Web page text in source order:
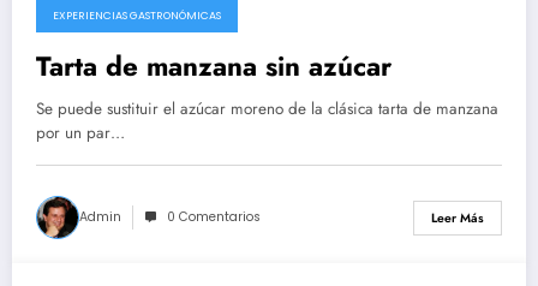
EXPERIENCIAS GASTRONÓMICAS
Tarta de manzana sin azúcar
Se puede sustituir el azúcar moreno de la clásica tarta de manzana
por un par…
Admin 0 Comentarios Leer Más